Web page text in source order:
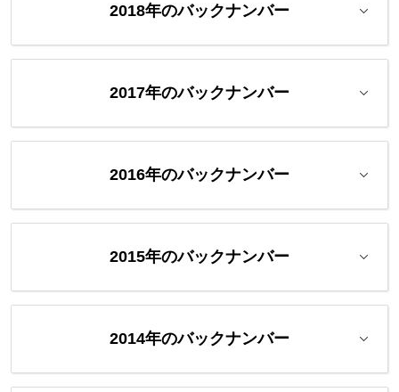
2018年のバックナンバー
2017年のバックナンバー
2016年のバックナンバー
2015年のバックナンバー
2014年のバックナンバー